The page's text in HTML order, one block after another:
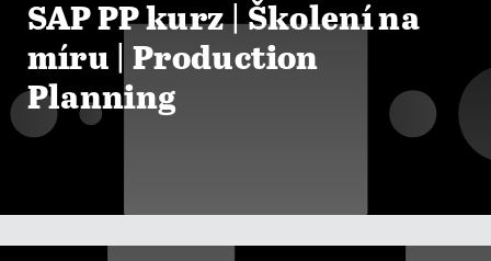
SAP PP kurz | Školení na
míru | Production
Planning
